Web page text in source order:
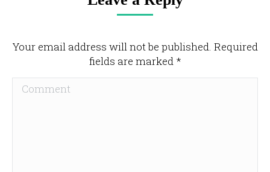
Your email address will not be published. Required
fields are marked *
Comment